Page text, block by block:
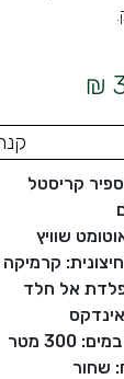
ספיר קריסטל
שוויץ
קרמיקה
אל חלד
300 מטר
שחור